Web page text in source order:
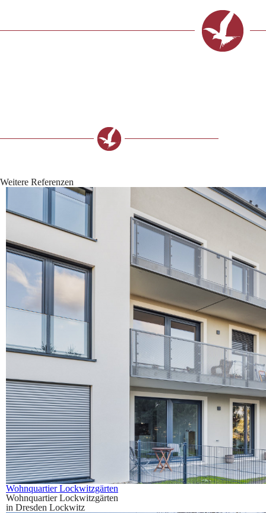
Weitere Referenzen
Wohnquartier Lockwitzgärten
Wohnquartier Lockwitzgärten
in Dresden Lockwitz